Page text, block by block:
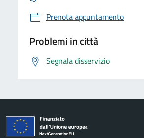
Prenota appuntamento
Problemi in città
Segnala disservizio